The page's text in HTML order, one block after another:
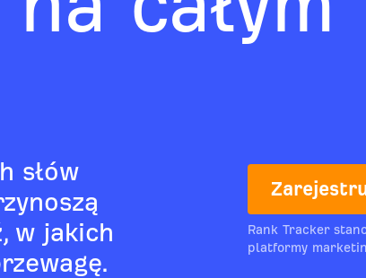
słów
w jakich
Rank Tracker
platformy